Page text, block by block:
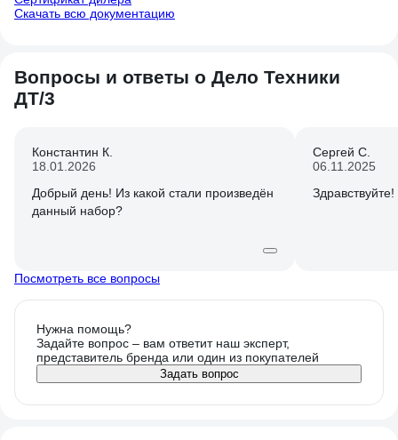
Скачать всю документацию
Вопросы и ответы о Дело Техники
ДТ/3
Константин К.
18.01.2026
Добрый день! Из какой стали произведён
данный набор?
Сергей С.
06.11.2025
Посмотреть все вопросы
Нужна помощь?
Задайте вопрос – вам ответит наш эксперт,
представитель бренда или один из покупателей
Задать вопрос